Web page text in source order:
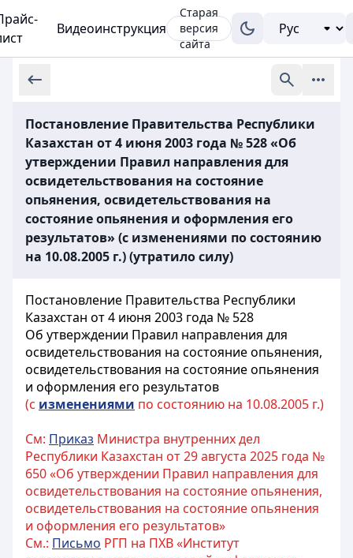
Видеоинструкция
Старая
версия
сайта
Постановление Правительства Республики
Казахстан от 4 июня 2003 года № 528 «Об
утверждении Правил направления для
освидетельствования на состояние
опьянения, освидетельствования на
состояние опьянения и оформления его
результатов» (с изменениями по состоянию
на 10.08.2005 г.) (утратило силу)
Постановление Правительства Республики
Казахстан от 4 июня 2003 года № 528
Об утверждении Правил направления для
освидетельствования на состояние опьянения,
освидетельствования на состояние опьянения
и оформления его результатов
(с изменениями по состоянию на 10.08.2005 г.)
См: Приказ Министра внутренних дел
Республики Казахстан от 29 августа 2025 года №
650 «Об утверждении Правил направления для
освидетельствования на состояние опьянения,
освидетельствования на состояние опьянения
и оформления его результатов»
См.: Письмо РГП на ПХВ «Институт